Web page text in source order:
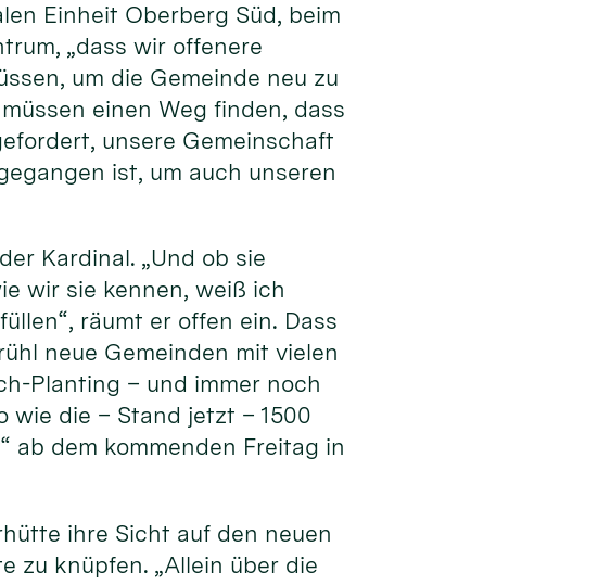
Einheit Oberberg Süd, beim
„dass wir offenere
um die Gemeinde neu zu
einen Weg finden, dass
unsere Gemeinschaft
ist, um auch unseren
Kardinal. „Und ob sie
wir sie kennen, weiß ich
räumt er offen ein. Dass
neue Gemeinden mit vielen
Planting – und immer noch
wie die – Stand jetzt – 1500
ab dem kommenden Freitag in
ihre Sicht auf den neuen
zu knüpfen. „Allein über die